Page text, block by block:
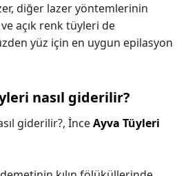
diğer lazer yöntemlerinin
açık renk tüyleri de
yüz için en uygun epilasyon
nasıl giderilir?
giderilir?, İnceAyva Tüyleri